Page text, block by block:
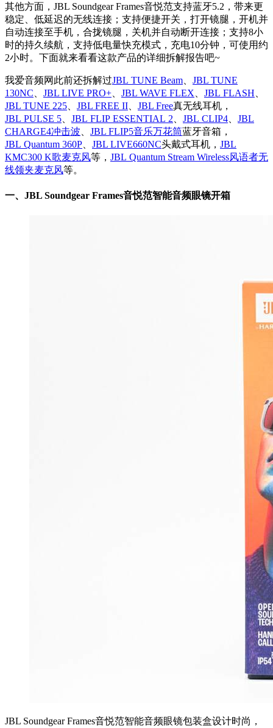
其他方面，JBL Soundgear Frames音悦范支持蓝牙5.2，带来更
稳定、低延迟的无线连接；支持便捷开关，打开镜腿，开机并
自动连接至手机，合拢镜腿，关机并自动断开连接；支持8小
时的持久续航，支持低电量快充模式，充电10分钟，可使用约
2小时。下面就来看看这款产品的详细拆解报告吧~
我爱音频网此前还拆解过JBL TUNE Beam
JBL TUNE
130NC
JBL LIVE PRO+ JBL WAVE FLEX JBL FLASH
JBL TUNE 225
JBL FREE II JBL Free真无线耳机，
JBL PULSE 5
JBL FLIP ESSENTIAL 2 JBL CLIP4
JBL
CHARGE4冲击波
JBL FLIP5音乐万花筒蓝牙音箱，
JBL Quantum 360P
JBL LIVE660NC头戴式耳机， JBL
KMC300 K歌麦克风等， JBL Quantum Stream Wireless风语者无
线领夹麦克风等。
一、 JBL Soundgear Frames音悦范智能音频眼镜开箱
JBL Soundgear Frames音悦范智能音频眼镜包装盒设计时尚，